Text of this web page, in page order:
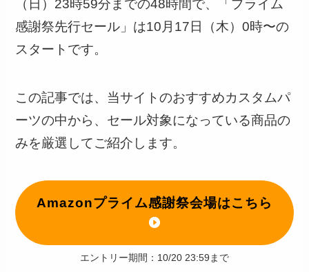
（日）23時59分までの48時間で、「プライム
感謝祭先行セール」は10月17日（木）0時〜の
スタートです。
この記事では、当サイトのおすすめカスタムパ
ーツの中から、セール対象になっている商品の
みを厳選してご紹介します。
Amazonプライム感謝祭会場はこちら
エントリー期間：10/20 23:59まで